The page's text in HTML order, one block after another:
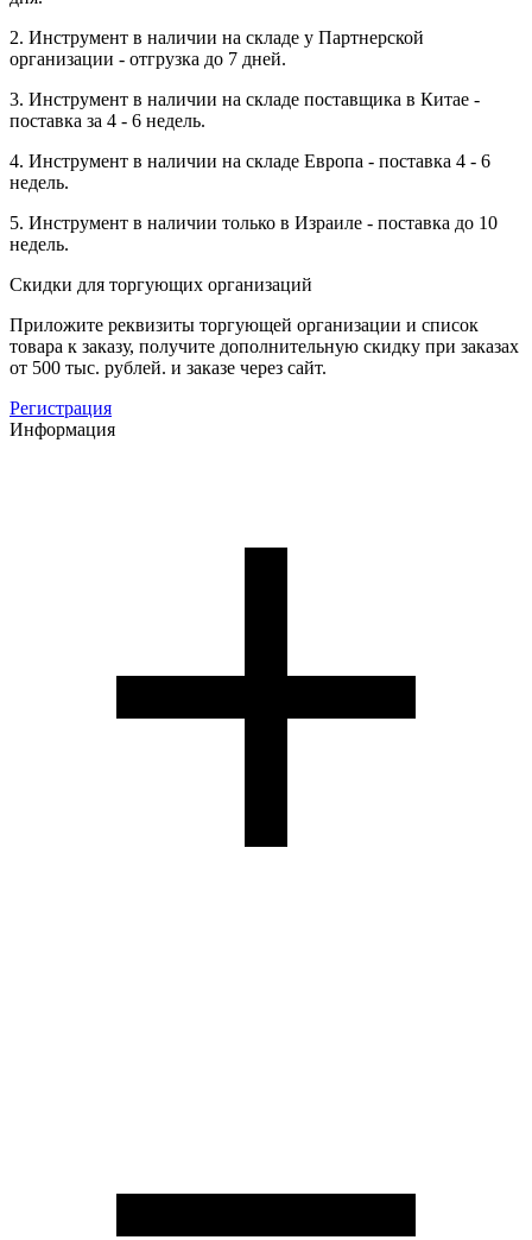
2. Инструмент в наличии на складе у Партнерской
организации - отгрузка до 7 дней.
3. Инструмент в наличии на складе поставщика в Китае -
поставка за 4 - 6 недель.
4. Инструмент в наличии на складе Европа - поставка 4 - 6
недель.
5. Инструмент в наличии только в Израиле - поставка до 10
недель.
Скидки для торгующих организаций
Приложите реквизиты торгующей организации и список
товара к заказу, получите дополнительную скидку при заказах
от 500 тыс. рублей. и заказе через сайт.
Регистрация
Информация